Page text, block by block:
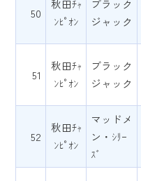
50
秋田ﾁｬ
ﾝﾋﾟｵﾝ
ブラック
ジャック
51
秋田ﾁｬ
ﾝﾋﾟｵﾝ
ブラック
ジャック
52
秋田ﾁｬ
ﾝﾋﾟｵﾝ
マッドメ
ン・ｼﾘｰ
ｽﾞ